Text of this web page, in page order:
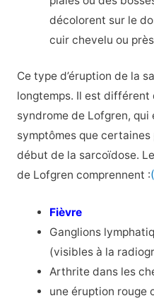
décolorent sur le
cuir chevelu ou
Ce type d’éruption de la
longtemps. Il est différent
syndrome de Lofgren, qui
symptômes que
début de la sarcoïdose.
de Lofgren comprennent :
Fièvre
Ganglions
(visibles à la
Arthrite dans les
une éruption rouge